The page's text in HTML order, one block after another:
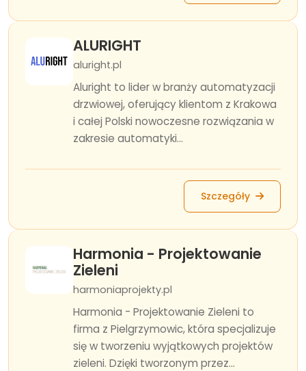
ALURIGHT
aluright.pl
Aluright to lider w branży automatyzacji
drzwiowej, oferujący klientom z Krakowa
i całej Polski nowoczesne rozwiązania w
zakresie automatyki...
Szczegóły
Harmonia - Projektowanie
Zieleni
harmoniaprojekty.pl
Harmonia - Projektowanie Zieleni to
firma z Pielgrzymowic, która specjalizuje
się w tworzeniu wyjątkowych projektów
zieleni. Dzięki tworzonym przez...